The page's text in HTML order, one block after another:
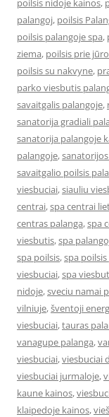
poilsis nidoje kainos,
palangoj, poilsis
poilsis palangoje spa,
ziema, poilsis prie
poilsis su nakvyne,
parko viesbutis
savaitgalis palangoje,
sanatorija gradiali
sanatorija palangoje
palangoje,
savaitgalio poilsis
viesbuciai,siauliu
centrai,spa centrai
centras palanga,spa
viesbutis,spa
spa poilsis,spa
viesbuciai,spa
nidoje,sveciu namai
vilniuje,šventoji
viesbuciai,tauras
vanagupe palanga,
viesbuciai,viesbuciai
viesbuciai jurmaloje,
kaune kainos,
klaipedoje kainos,